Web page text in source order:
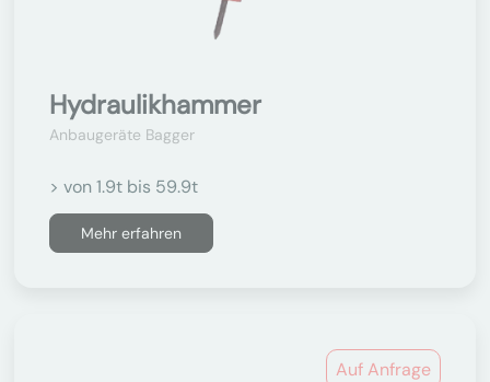
Hydraulikhammer
Anbaugeräte Bagger
> von 1.9t bis 59.9t
Mehr erfahren
Auf Anfrage